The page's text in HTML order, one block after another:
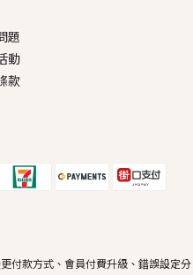
題
動
款
付款方式、會員付費升級、錯誤設定分